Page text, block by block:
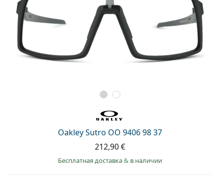
Oakley Sutro OO 9406 98 37
212,90 €
Бесплатная доставка& в наличии